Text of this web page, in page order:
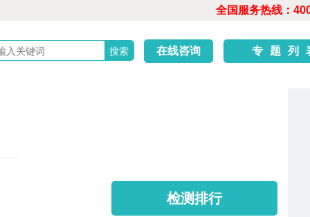
全国服务热线：
在线咨询 专题列
检测排行